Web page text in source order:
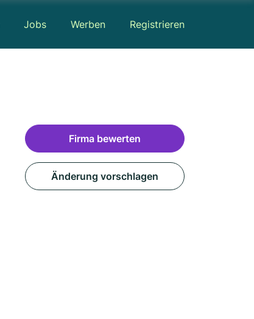
Jobs Werben Registrieren
Firma bewerten
Änderung vorschlagen